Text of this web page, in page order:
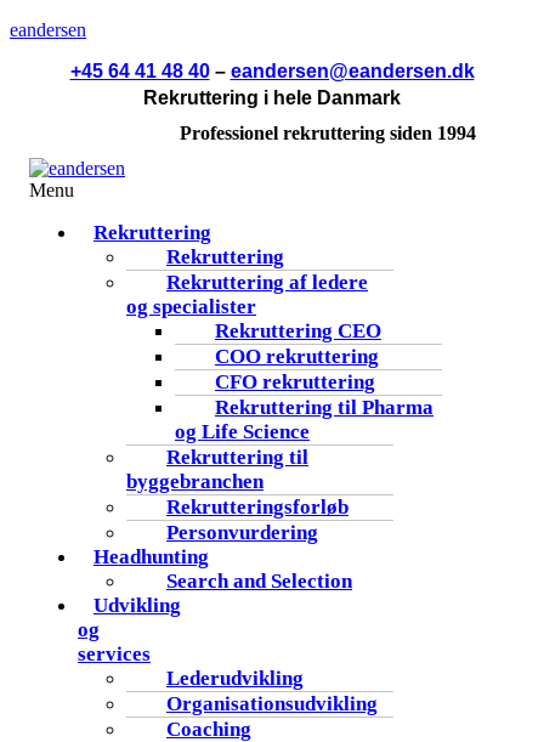
eandersen
+45 64 41 48 40– eandersen@eandersen.dk
Rekruttering i hele Danmark
Professionel rekruttering siden 1994
Menu
Rekruttering
Rekruttering
Rekruttering af ledere
og specialister
Rekruttering CEO
COO rekruttering
CFO rekruttering
Rekruttering til Pharma
og Life Science
Rekruttering til
byggebranchen
Rekrutteringsforløb
Personvurdering
Headhunting
Search and Selection
Udvikling
og
services
Lederudvikling
Organisationsudvikling
Coaching